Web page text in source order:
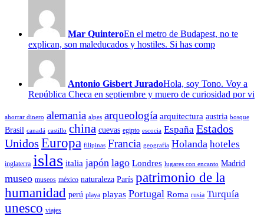
Mar QuinteroEn el metro de Budapest, no te
explican, son maleducados y hostiles. Si has comp
Antonio Gisbert JuradoHola, soy Tono. Voy a
República Checa en septiembre y muero de curiosidad por vi
ahorrar dinero alemania alpes arqueología arquitectura austria bosque
Brasil canadá castillo china cuevas egipto escocia España Estados
Unidos Europa filipinas Francia geografía Holanda hoteles
inglaterra islas italia japón lago Londres lugares con encanto Madrid
museo museos méxico naturaleza París patrimonio de la
humanidad perú playa playas Portugal Roma rusia Turquía
unesco viajes